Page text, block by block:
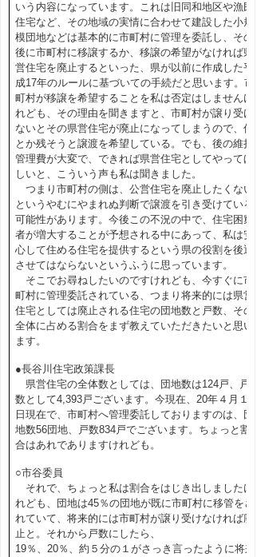
いう内容になっています。これは旧同和地区や漁民
住宅など、その地域の実情に合わせて建設した小規
模団地などは基本的に市町村に管理を委託し、その
後に市町村に移譲するか、移譲の希望がなければ県
営住宅を廃止するといった、県が以前に作成した平
成17年のルールに基づいての手続だと思います。市
町村が移譲を希望することを私は否定はしませんけ
れども、その理由を聞きますと、市町村が譲り受け
ないとその県営住宅が廃止になってしまうので、何
とか残そうと譲渡を希望している。でも、後の維持
管理費が大変で、できれば県営住宅としてやってほ
しいと、こういう声も私は聞きました。
つまり市町村の側は、公営住宅を廃止したくない
というやむにやまれぬ判断で譲渡を引き受けている
可能性があります。今後この不況の中で、住宅困窮
者が増大することが予想される中にあって、私は安
心して住める住宅を提供するという県の役割を後退
させてはならないというふうに思っています。
そこでお尋ねしたいのですけれども、今すぐに市
町村に管理委託されている、つまり将来的には県営
住宅としては廃止される住宅の団地数と戸数、その
全体に占める割合をまず教えていただきたいと思い
ます。
●長谷川住宅政策課長
県営住宅の全体数としては、団地数は124戸、戸
数として4,393戸ございます。今現在、20年４月１
日現在で、市町村へ管理委託しておりますのは、団
地数56団地、戸数834戸でございます。ちょっと割
合はあれでありますけれども。
○市谷委員
それで、ちょっと私は割合をはじき出しましたけ
れども、団地は45％の団地が既に市町村に移管をさ
れていて、将来的には市町村が譲り受けなければ廃
止と。それから戸数にしたら、
19％、20％、約５分の１がさっき言ったように将来